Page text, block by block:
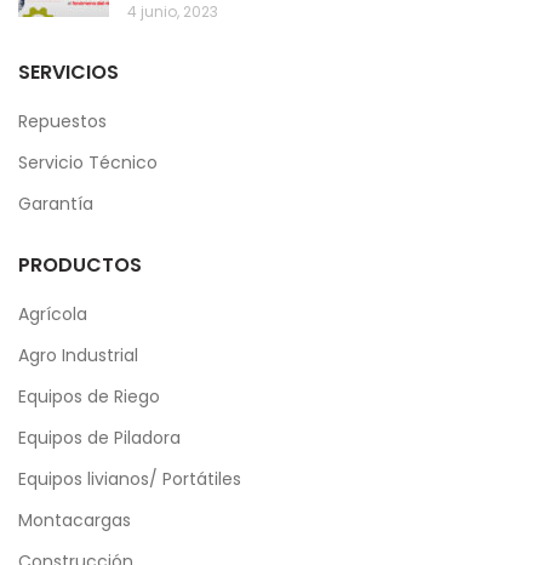
4 junio, 2023
SERVICIOS
Repuestos
Servicio Técnico
Garantía
PRODUCTOS
Agrícola
Agro Industrial
Equipos de Riego
Equipos de Piladora
Equipos livianos/ Portátiles
Montacargas